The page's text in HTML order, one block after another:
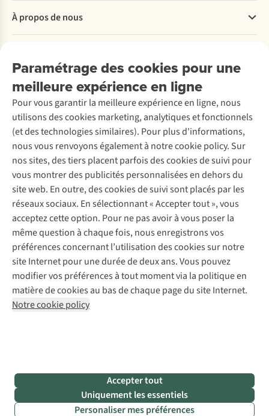
Paramétrage des cookies pour une
meilleure expérience en ligne
Pour vous garantir la meilleure expérience en ligne, nous
utilisons des cookies marketing, analytiques et fonctionnels
(et des technologies similaires). Pour plus d'informations,
nous vous renvoyons également à notre cookie policy. Sur
nos sites, des tiers placent parfois des cookies de suivi pour
vous montrer des publicités personnalisées en dehors du
site web. En outre, des cookies de suivi sont placés par les
réseaux sociaux. En sélectionnant « Accepter tout », vous
acceptez cette option. Pour ne pas avoir à vous poser la
même question à chaque fois, nous enregistrons vos
préférences concernant l’utilisation des cookies sur notre
site Internet pour une durée de deux ans. Vous pouvez
modifier vos préférences à tout moment via la politique en
matière de cookies au bas de chaque page du site Internet.
Notre cookie policy
Accepter tout
Uniquement les essentiels
Personaliser mes préférences
Commander
Payer
Retourner
Rétractation d'une commande
Entretien & réparations
Garantie
Contactez-nous
À propos de nous
Entreprise responsable
À propos d’Ayacucho
Nos magasins
À propos d’A.S.Adventure
Déclaration d'accessibilité
Location / Location sports d’hiver
Seconde-main
Entretien de ski
Service de lavage
Entretien de chaussures
Réparation de chaussures
Réparation de vêtements
Retouches
Pour les entreprises
Découvrez
A.S.Magazine
Explore Camp
Expertise & conseils
Abonnez-vous à la newsletter
Suivez-nous
Mentions légales
Politique de confidentialité
Conditions générales
Cookie Policy